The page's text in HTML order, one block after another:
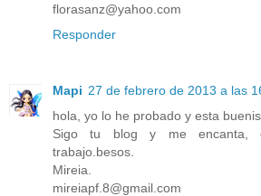
florasanz@yahoo.com
Responder
Mapi 27 de febrero de 2013 a las
hola, yo lo he probado y esta
Sigo tu blog y me encanta,
trabajo.besos.
Mireia.
mireiapf.8@gmail.com